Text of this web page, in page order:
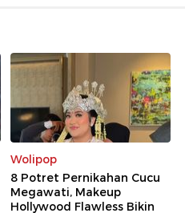
Wolipop
8 Potret Pernikahan Cucu
Megawati, Makeup
Hollywood Flawless Bikin